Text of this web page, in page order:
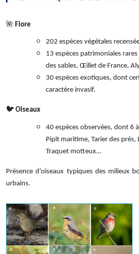
🌺 Flore
202 espèces végétales
13 espèces patrimoniales
des sables, Œillet de France,
30 espèces exotiques, dont
caractère invasif.
🐦 Oiseaux
40 espèces observées, dont 6
Pipit maritime, Tarier des prés,
Traquet motteux…
Présence d’oiseaux typiques des milieux
urbains.